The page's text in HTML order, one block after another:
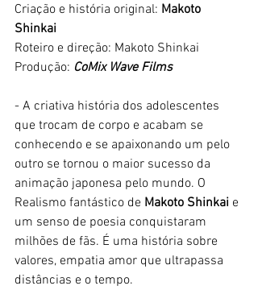
Criação e história original: Makoto
Shinkai
Roteiro e direção: Makoto Shinkai
Produção: CoMix Wave Films
- A criativa história dos adolescentes
que trocam de corpo e acabam se
conhecendo e se apaixonando um pelo
outro se tornou o maior sucesso da
animação japonesa pelo mundo. O
Realismo fantástico de Makoto Shinkai e
um senso de poesia conquistaram
milhões de fãs. É uma história sobre
valores, empatia amor que ultrapassa
distâncias e o tempo.